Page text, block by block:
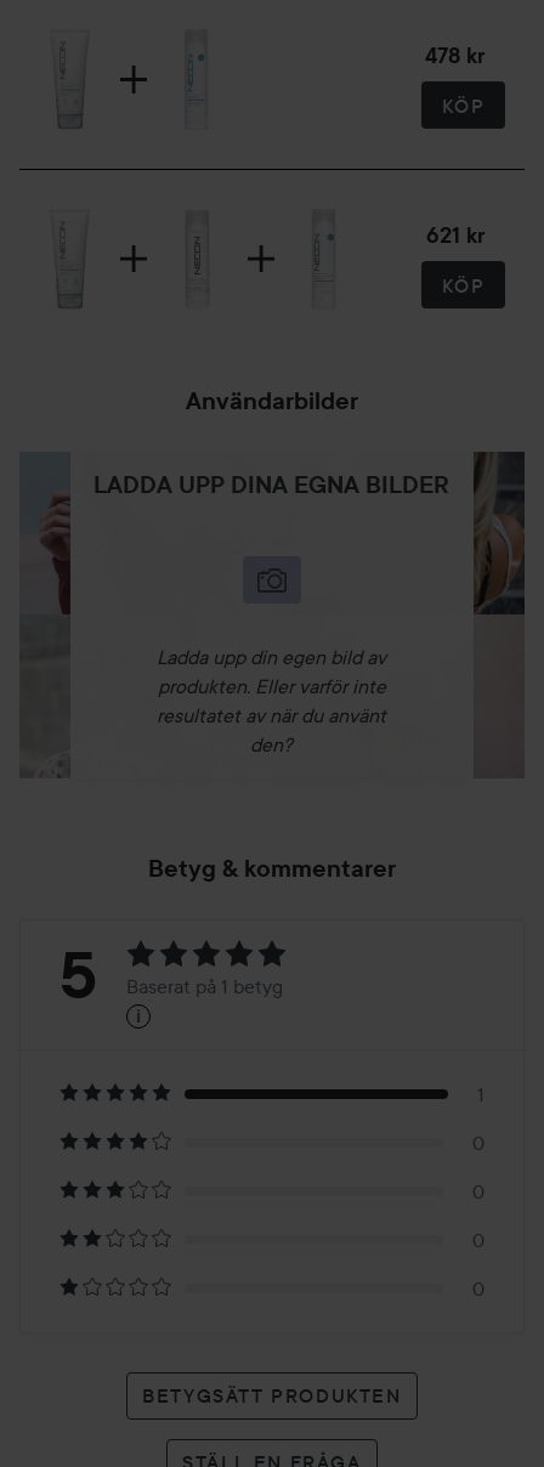
478 kr
KÖP
621 kr
KÖP
Användarbilder
LADDA UPP DINA EGNA BILDER
Ladda upp din egen bild av
produkten. Eller varför inte
resultatet av när du använt
den?
Betyg & kommentarer
Betyg:
Baserat
på
1
betyg
5 Baserat på 1 betyg
i
1
0
0
0
0
BETYGSÄTT PRODUKTEN
STÄLL EN FRÅGA